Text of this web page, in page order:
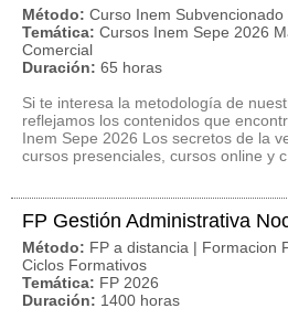
Método: Curso Inem Subvencionado
Temática: Cursos Inem Sepe 2026
Comercial
Duración: 65 horas
Si te interesa la metodología de
reflejamos los contenidos que
Inem Sepe 2026 Los secretos de la
cursos presenciales, cursos online y
FP Gestión Administrativa
Método: FP a distancia | Formacion
Ciclos Formativos
Temática: FP 2026
Duración: 1400 horas